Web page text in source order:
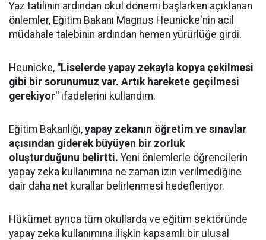
Yaz tatilinin ardından okul dönemi başlarken açıklanan
önlemler, Eğitim Bakanı Magnus Heunicke'nin acil
müdahale talebinin ardından hemen yürürlüğe girdi.
Heunicke, "Liselerde yapay zekayla kopya çekilmesi
gibi bir sorunumuz var. Artık harekete geçilmesi
gerekiyor" ifadelerini kullandım.
Eğitim Bakanlığı, yapay zekanın öğretim ve sınavlar
açısından giderek büyüyen bir zorluk
oluşturduğunu belirtti. Yeni önlemlerle öğrencilerin
yapay zeka kullanımına ne zaman izin verilmediğine
dair daha net kurallar belirlenmesi hedefleniyor.
Hükümet ayrıca tüm okullarda ve eğitim sektöründe
yapay zeka kullanımına ilişkin kapsamlı bir ulusal